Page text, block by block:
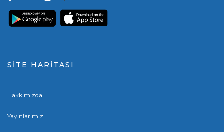
SİTE HARİTASI
Hakkımızda
Yayınlarımız